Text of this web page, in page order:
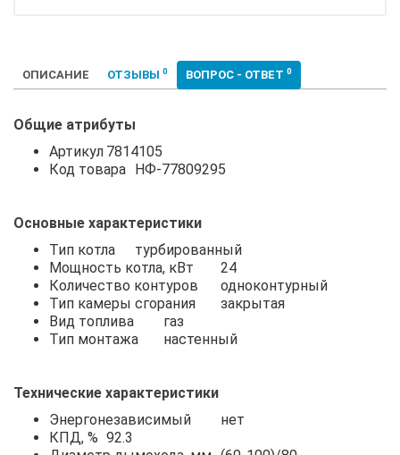
ОПИСАНИЕ ОТЗЫВЫ 0 ВОПРОС - ОТВЕТ 0
Общие атрибуты
Артикул 7814105
Код товара НФ-77809295
Основные характеристики
Тип котла
турбированный
Мощность котла, кВт
24
Количество контуров
одноконтурный
Тип камеры сгорания
закрытая
Вид топлива
газ
Тип монтажа
настенный
Технические характеристики
Энергонезависимый
нет
КПД, % 92.3